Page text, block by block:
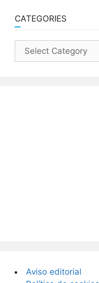
CATEGORIES
Categories
Aviso editorial